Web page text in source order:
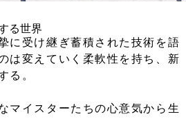
る世界
に受け継ぎ蓄積された技術を語
は変えていく柔軟性を持ち、新
る。
マイスターたちの心意気から生